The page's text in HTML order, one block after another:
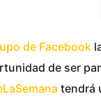
de Facebook
de ser
tendrá